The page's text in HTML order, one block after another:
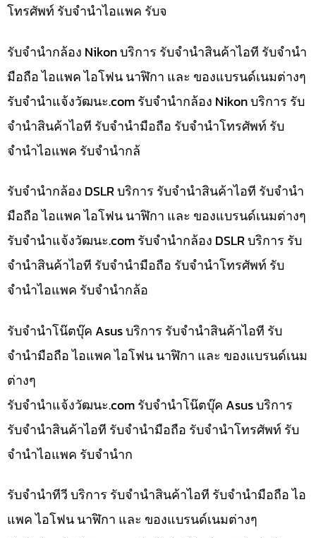
โทรศัพท์ รับจำนำไอแพค รับจ
รับจำนำกล้อง Nikon บริการ รับจำนำสินค้าไอที รับจำนำ
มือถือ ไอแพค ไอโฟน นาฬิกา และ ของแบรนด์เนมต่างๆ
รับจํานําแจ้งวัฒนะ.com รับจำนำกล้อง Nikon บริการ รับ
จำนำสินค้าไอที รับจำนำมือถือ รับจำนำโทรศัพท์ รับ
จำนำไอแพค รับจำนำกล้
รับจำนำกล้อง DSLR บริการ รับจำนำสินค้าไอที รับจำนำ
มือถือ ไอแพค ไอโฟน นาฬิกา และ ของแบรนด์เนมต่างๆ
รับจํานําแจ้งวัฒนะ.com รับจำนำกล้อง DSLR บริการ รับ
จำนำสินค้าไอที รับจำนำมือถือ รับจำนำโทรศัพท์ รับ
จำนำไอแพค รับจำนำกล้อ
รับจำนำโน๊ตบุ๊ค Asus บริการ รับจำนำสินค้าไอที รับ
จำนำมือถือ ไอแพค ไอโฟน นาฬิกา และ ของแบรนด์เนม
ต่างๆ
รับจํานําแจ้งวัฒนะ.com รับจำนำโน๊ตบุ๊ค Asus บริการ
รับจำนำสินค้าไอที รับจำนำมือถือ รับจำนำโทรศัพท์ รับ
จำนำไอแพค รับจำนำก
รับจำนำทีวี บริการ รับจำนำสินค้าไอที รับจำนำมือถือ ไอ
แพค ไอโฟน นาฬิกา และ ของแบรนด์เนมต่างๆ